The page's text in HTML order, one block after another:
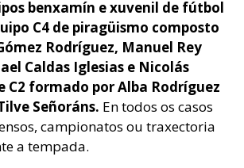
benxamín e xuvenil de fútbol
C4 de piragüismo composto
Rodríguez, Manuel Rey
Caldas Iglesias e Nicolás
C2 formado por Alba Rodríguez
Señoráns. En todos os casos
campionatos ou traxectoria
a tempada.